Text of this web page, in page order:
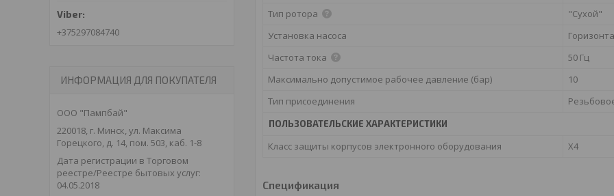
Тип ротора
"Сухой"
Установка насоса
Частота тока
50 Гц
Максимально допустимое рабочее давление (бар)
10
Тип присоединения
ПОЛЬЗОВАТЕЛЬСКИЕ ХАРАКТЕРИСТИКИ
Класс защиты корпусов электронного оборудования X4
Спецификация
+375297084740
ИНФОРМАЦИЯ ДЛЯ ПОКУПАТЕЛЯ
ООО "Пампбай"
220018, г. Минск, ул. Максима
Горецкого, д. 14, пом. 503, каб. 1-8
Дата регистрации в Торговом
реестре/Реестре бытовых услуг:
04.05.2018